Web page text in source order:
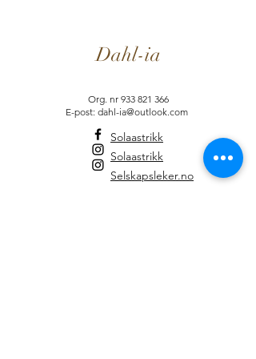
Dahl-ia
Org. nr 933 821 366
E-post: dahl-ia@outlook.com
Solaastrikk
Solaastrikk
Selskapsleker.no